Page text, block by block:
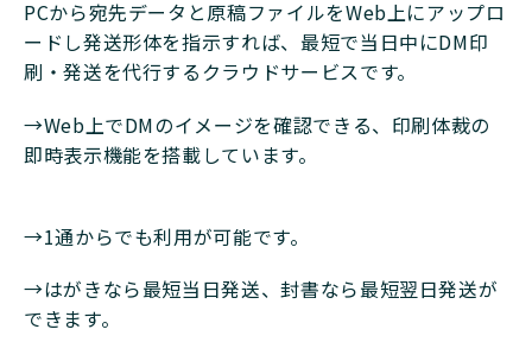
PCから宛先データと原稿ファイルをWeb上にアップロ
ードし発送形体を指示すれば、最短で当日中にDM印
刷・発送を代行するクラウドサービスです。
→Web上でDMのイメージを確認できる、印刷体裁の
即時表示機能を搭載しています。
→1通からでも利用が可能です。
→はがきなら最短当日発送、封書なら最短翌日発送が
できます。